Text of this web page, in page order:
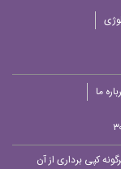
ما
کپی برداری از آن